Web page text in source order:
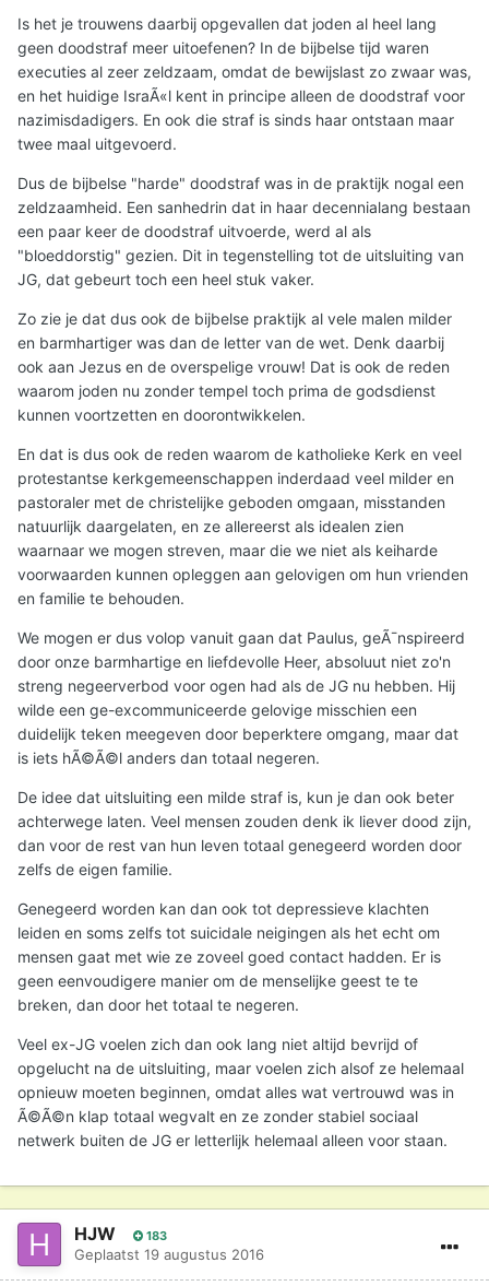
Is het je trouwens daarbij opgevallen dat joden al heel lang
geen doodstraf meer uitoefenen? In de bijbelse tijd waren
executies al zeer zeldzaam, omdat de bewijslast zo zwaar was,
en het huidige IsraÃ«l kent in principe alleen de doodstraf voor
nazimisdadigers. En ook die straf is sinds haar ontstaan maar
twee maal uitgevoerd.
Dus de bijbelse "harde" doodstraf was in de praktijk nogal een
zeldzaamheid. Een sanhedrin dat in haar decennialang bestaan
een paar keer de doodstraf uitvoerde, werd al als
"bloeddorstig" gezien. Dit in tegenstelling tot de uitsluiting van
JG, dat gebeurt toch een heel stuk vaker.
Zo zie je dat dus ook de bijbelse praktijk al vele malen milder
en barmhartiger was dan de letter van de wet. Denk daarbij
ook aan Jezus en de overspelige vrouw! Dat is ook de reden
waarom joden nu zonder tempel toch prima de godsdienst
kunnen voortzetten en doorontwikkelen.
En dat is dus ook de reden waarom de katholieke Kerk en veel
protestantse kerkgemeenschappen inderdaad veel milder en
pastoraler met de christelijke geboden omgaan, misstanden
natuurlijk daargelaten, en ze allereerst als idealen zien
waarnaar we mogen streven, maar die we niet als keiharde
voorwaarden kunnen opleggen aan gelovigen om hun vrienden
en familie te behouden.
We mogen er dus volop vanuit gaan dat Paulus, geÃ¯nspireerd
door onze barmhartige en liefdevolle Heer, absoluut niet zo'n
streng negeerverbod voor ogen had als de JG nu hebben. Hij
wilde een ge-excommuniceerde gelovige misschien een
duidelijk teken meegeven door beperktere omgang, maar dat
is iets hÃ©Ã©l anders dan totaal negeren.
De idee dat uitsluiting een milde straf is, kun je dan ook beter
achterwege laten. Veel mensen zouden denk ik liever dood zijn,
dan voor de rest van hun leven totaal genegeerd worden door
zelfs de eigen familie.
Genegeerd worden kan dan ook tot depressieve klachten
leiden en soms zelfs tot suicidale neigingen als het echt om
mensen gaat met wie ze zoveel goed contact hadden. Er is
geen eenvoudigere manier om de menselijke geest te te
breken, dan door het totaal te negeren.
Veel ex-JG voelen zich dan ook lang niet altijd bevrijd of
opgelucht na de uitsluiting, maar voelen zich alsof ze helemaal
opnieuw moeten beginnen, omdat alles wat vertrouwd was in
Ã©Ã©n klap totaal wegvalt en ze zonder stabiel sociaal
netwerk buiten de JG er letterlijk helemaal alleen voor staan.
HJW 183
Geplaatst 19 augustus 2016